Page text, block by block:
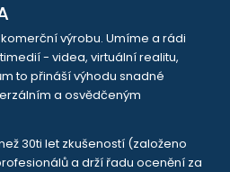
výrobu. Umíme a rádi
- videa, virtuální realitu,
to přináší výhodu snadné
a osvědčeným
30ti let zkušeností (založeno
a drží řadu ocenění za